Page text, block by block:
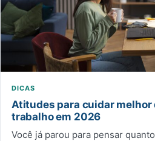
DICAS
Atitudes para cuidar melhor
trabalho em 2026
Você já parou para pensar